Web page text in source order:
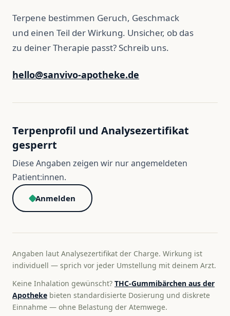
Terpene bestimmen Geruch, Geschmack
und einen Teil der Wirkung. Unsicher, ob das
zu deiner Therapie passt? Schreib uns.
hello@sanvivo-apotheke.de
Terpenprofil und Analysezertifikat
gesperrt
Diese Angaben zeigen wir nur angemeldeten
Patient:innen.
Anmelden
Angaben laut Analysezertifikat der Charge. Wirkung ist
individuell — sprich vor jeder Umstellung mit deinem Arzt.
Keine Inhalation gewünscht? THC-Gummibärchen aus der
Apotheke bieten standardisierte Dosierung und diskrete
Einnahme — ohne Belastung der Atemwege.